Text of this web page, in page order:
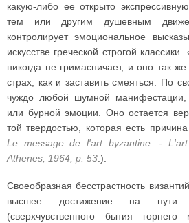
какую-либо ее открыто
тем или другим душевным
контролирует эмоциональное
искусстве греческой строгой
никогда не гримасничает, и оно так
страх, как и заставить смеяться. По
чуждо любой шумной манифестации,
или бурной эмоции. Оно остается
той твердостью, которая есть
Le message de l'art byzantine. - L'art
Athenes, 1964, p. 53 .).
Своеобразная бесстрастность
высшее достижение на пути
(сверхчувственного бытия